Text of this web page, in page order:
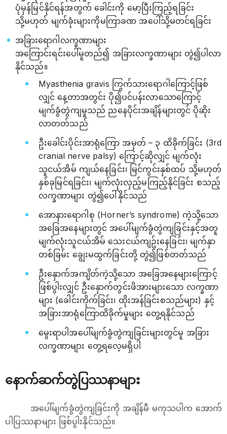
ပုံမှန်မြင်နိုင်ရန်အတွက် ခေါင်းကို မော့ပြီးကြည့်ရခြင်း
သို့မဟုတ် မျက်ခုံးများကိုမကြာခဏ အပေါ်သို့မတင်ရခြင်း
အခြားရောဂါလက္ခဏာများ
အကြောင်းရင်းပေါ်မူတည်၍ အခြားလက္ခဏာများ တွဲ၍ပါလာ
နိုင်သည်။
Myasthenia gravis ကြွက်သားရောဂါကြောင့်ဖြစ်
လျှင် နေ့တာအတွင်း ပို၍ပင်ပန်းလာသောကြောင့်
မျက်ခွံတွဲကျမှုသည် ညနေပိုင်းအချိန်များတွင် ပိုဆိုး
လာတတ်သည်
ဦးခေါင်းပိုင်းအာရုံကြော အမှတ် – ၃ ထိခိုက်ခြင်း (3rd
cranial nerve palsy) ကြောင့်ဆိုလျှင် မျက်လုံး
သူငယ်အိမ် ကျယ်နေခြင်း၊ မြင်ကွင်းနှစ်ထပ် သို့မဟုတ်
နှစ်ခုမြင်ရခြင်း၊ မျက်လုံးလှည့်မကြည့်နိုင်ခြင်း စသည့်
လက္ခဏာများ တွဲ၍ပေါ်နိုင်သည်
အောနားရောဂါစု (Horner’s syndrome) ကဲ့သို့သော
အခြေအနေများတွင် အပေါ်မျက်ခွံတွဲကျခြင်းနှင့်အတူ
မျက်လုံးသူငယ်အိမ် သေးငယ်ကျဥ်းနေခြင်း၊ မျက်နှာ
တစ်ခြမ်း ချွေးမထွက်ခြင်းတို့ တွဲ၍ဖြစ်တတ်သည်
ဦးနှောက်အကျိတ်ကဲ့သို့သော အခြေအနေများကြောင့်
ဖြစ်ပွါးလျှင် ဦးနှောက်တွင်းဖိအားများသော လက္ခဏာ
များ (ခေါင်းကိုက်ခြင်း၊ ထိုးအန်ခြင်းစသည်များ) နှင့်
အခြားအာရုံကြောထိခိုက်မှုများ တွေ့ရနိုင်သည်
မွေးရာပါအပေါ်မျက်ခွံတွဲကျခြင်းများတွင်မူ အခြား
လက္ခဏာများ တွေ့ရလေ့မရှိပါ
နောက်ဆက်တွဲပြဿနာများ
အပေါ်မျက်ခွံတွဲကျခြင်းကို အချိန်မီ မကုသပါက အောက်
ပါပြဿနာများ ဖြစ်ပွါးနိုင်သည်။